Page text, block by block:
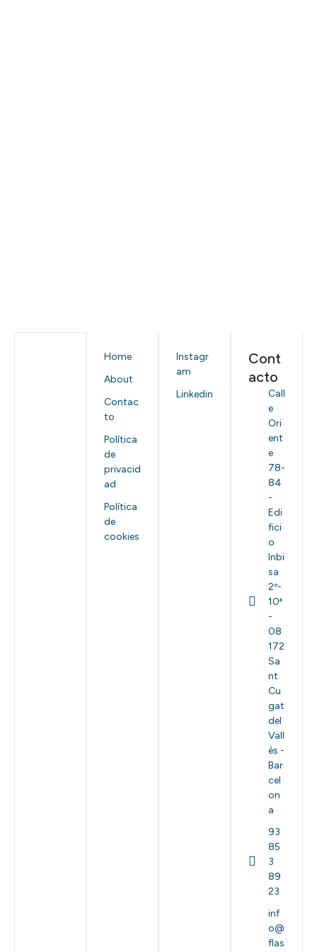
Home
About
Contac
to
Política
de
privacid
ad
Política
de
cookies
Instagr
am
Linkedin
Cont
acto
Call
e
Ori
ent
e
78-
84
-
Edi
fici
o
Inbi
sa
2º-
10ª
-
08
172
Sa
nt
Cu
gat
del
Vall
ès -
Bar
cel
on
a
93
85
3
89
23
inf
o@
flas